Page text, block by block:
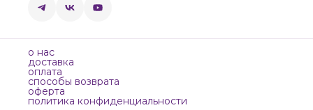
о нас
доставка
оплата
способы возврата
оферта
политика конфиденциальности